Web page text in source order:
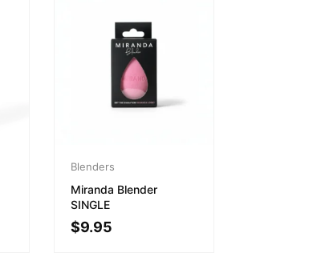
Blenders
Miranda Blender
SINGLE
$9.95